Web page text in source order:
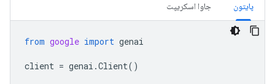
پایتون جاوا اسکریپت
from google import genai
client = genai .Client()